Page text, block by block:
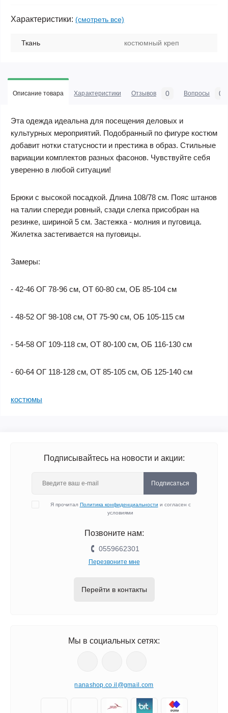
Характеристики: (смотреть все)
Ткань костюмный креп
Описание товара Характеристики Отзывов 0 Вопросы 0
Эта одежда идеальна для посещения деловых и
культурных мероприятий. Подобранный по фигуре костюм
добавит нотки статусности и престижа в образ. Стильные
вариации комплектов разных фасонов. Чувствуйте себя
уверенно в любой ситуации!
Брюки с высокой посадкой. Длина 108/78 см. Пояс штанов
на талии спереди ровный, сзади слегка присобран на
резинке, шириной 5 см. Застежка - молния и пуговица.
Жилетка застегивается на пуговицы.
Замеры:
- 42-46 ОГ 78-96 см, ОТ 60-80 см, ОБ 85-104 см
- 48-52 ОГ 98-108 см, ОТ 75-90 см, ОБ 105-115 см
- 54-58 ОГ 109-118 см, ОТ 80-100 см, ОБ 116-130 см
- 60-64 ОГ 118-128 см, ОТ 85-105 см, ОБ 125-140 см
костюмы
Подписывайтесь на новости и акции:
Подписаться
Я прочитал Политика конфиденциальности и согласен с
условиями
Позвоните нам:
0559662301
Перезвоните мне
Перейти в контакты
Мы в социальных сетях:
nanashop.co.il@gmail.com